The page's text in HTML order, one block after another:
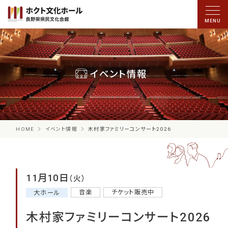
イベント情報
HOME イベント情報 木村家ファミリーコンサート2026
11月10日 （火）
大ホール 音楽 チケット販売中
木村家ファミリーコンサート2026